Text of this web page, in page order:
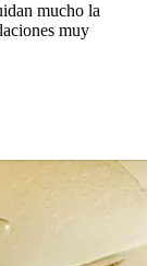
mucho la
muy